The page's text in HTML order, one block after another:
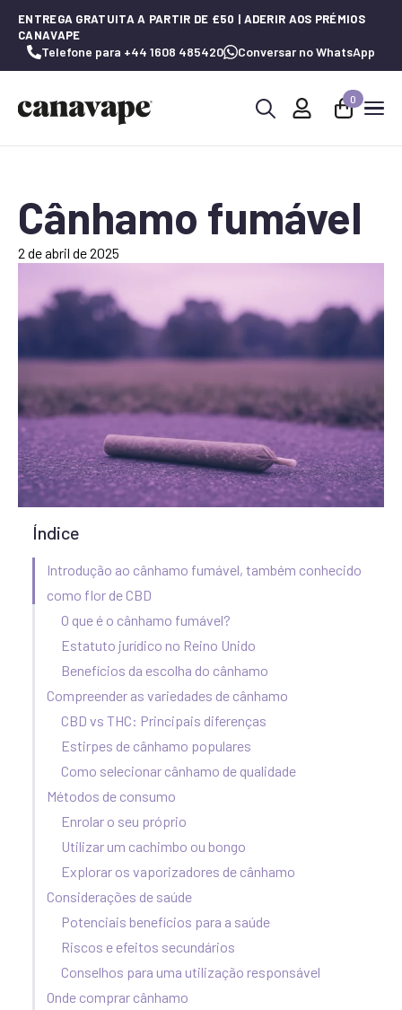
ENTREGA GRATUITA A PARTIR DE £50 | ADERIR AOS PRÉMIOS
CANAVAPE
Telefone para +44 1608 485420 Conversar no WhatsApp
0
Cânhamo fumável
2 de abril de 2025
Índice
Introdução ao cânhamo fumável, também conhecido
como flor de CBD
O que é o cânhamo fumável?
Estatuto jurídico no Reino Unido
Benefícios da escolha do cânhamo
Compreender as variedades de cânhamo
CBD vs THC: Principais diferenças
Estirpes de cânhamo populares
Como selecionar cânhamo de qualidade
Métodos de consumo
Enrolar o seu próprio
Utilizar um cachimbo ou bongo
Explorar os vaporizadores de cânhamo
Considerações de saúde
Potenciais benefícios para a saúde
Riscos e efeitos secundários
Conselhos para uma utilização responsável
Onde comprar cânhamo